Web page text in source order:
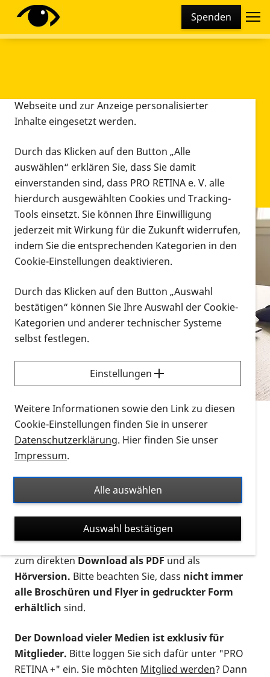
Spenden
Infomaterial
Infomaterial
Vorlesen
Alle Infomaterialien in verschiedenen
Formaten an einem Ort
Sie möchten wissen, wie Sie nach Infonmaterial
suchen und dieses bestellen bzw. herunterladen
können? Schauen Sie sich dieErklärvideos zum
Thema Infomaterial auf der PRO RETINA-Website
für blinde und sehbehinderte Menschen an.
Auf dieser Seite finden Sie sämtliches Infomaterial
Ort. Nutzen Sie den Formatfilter, um ausschließlich
nach Flyern und Broschüren, Audios oder Videos zu
suchen. Die meisten Flyer und Broschüren werden in
verschiedenen Formaten angeboten: zur
postalischen Bestellung als gedruckte Variante
zum direktenDownload als PDFund als
Hörversion. Bitte beachten Sie, dass nicht immer
alle Broschüren und Flyer in gedruckter Form
erhältlich sind.
Der Download vieler Medien ist exklusiv für
Mitglieder. Bitte loggen Sie sich dafür unter "PRO
RETINA +" ein. Sie möchten Mitglied werden? Dann
Diese Webseite setzt verschiedene Cookies und
Tracking-Tools ein. Dies beinhaltet Cookies und
Webseite und zur Anzeige personalisierter
Inhalte eingesetzt werden.
Durch das Klicken auf den Button „Alle
auswählen“ erklären Sie, dass Sie damit
einverstanden sind, dass PRO RETINA e. V. alle
hierdurch ausgewählten Cookies und Tracking-
Tools einsetzt. Sie können Ihre Einwilligung
jederzeit mit Wirkung für die Zukunft widerrufen,
indem Sie die entsprechenden Kategorien in den
Cookie-Einstellungen deaktivieren.
Durch das Klicken auf den Button „Auswahl
bestätigen“ können Sie Ihre Auswahl der Cookie-
Kategorien und anderer technischer Systeme
selbst festlegen.
Einstellungen
Weitere Informationen sowie den Link zu diesen
Cookie-Einstellungen finden Sie in unserer
Datenschutzerklärung. Hier finden Sie unser
Impressum.
Alle auswählen
Auswahl bestätigen